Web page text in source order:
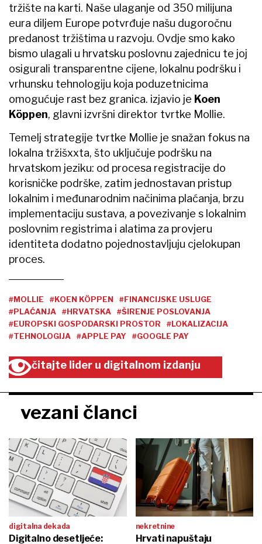
tržište na karti. Naše ulaganje od 350 milijuna
eura diljem Europe potvrđuje našu dugoročnu
predanost tržištima u razvoju. Ovdje smo kako
bismo ulagali u hrvatsku poslovnu zajednicu te joj
osigurali transparentne cijene, lokalnu podršku i
vrhunsku tehnologiju koja poduzetnicima
omogućuje rast bez granica. izjavio je Koen
Köppen, glavni izvršni direktor tvrtke Mollie.
Temelj strategije tvrtke Mollie je snažan fokus na
lokalna tržišxxta, što uključuje podršku na
hrvatskom jeziku: od procesa registracije do
korisničke podrške, zatim jednostavan pristup
lokalnim i međunarodnim načinima plaćanja, brzu
implementaciju sustava, a povezivanje s lokalnim
poslovnim registrima i alatima za provjeru
identiteta dodatno pojednostavljuju cjelokupan
proces.
#MOLLIE #KOEN KÖPPEN
#FINANCIJSKE USLUGE
#PLAĆANJA
#HRVATSKA
#ŠIRENJE POSLOVANJA
#EUROPSKI GOSPODARSKI PROSTOR
#LOKALIZACIJA
#TEHNOLOGIJA
#APPLE PAY #GOOGLE PAY
čitajte lider u digitalnom izdanju
vezani članci
digitalna dekada
Digitalno desetljeće:
nekretnine
Hrvati napuštaju